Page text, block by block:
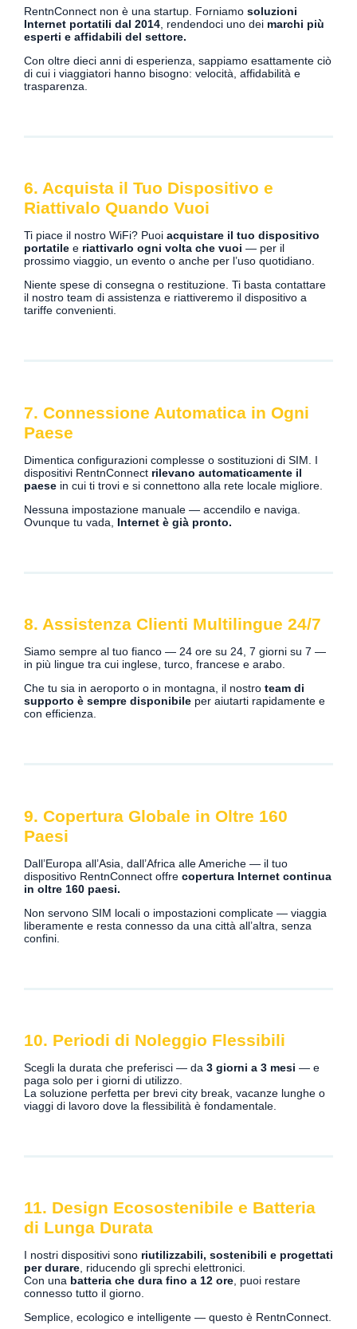
RentnConnect non è una startup. Forniamo soluzioni
Internet portatili dal 2014 , rendendoci uno dei marchi più
esperti e affidabili del settore.
Con oltre dieci anni di esperienza, sappiamo esattamente ciò
di cui i viaggiatori hanno bisogno: velocità, affidabilità e
trasparenza.
6. Acquista il Tuo Dispositivo e
Riattivalo Quando Vuoi
Ti piace il nostro WiFi? Puoi acquistare il tuo dispositivo
portatile e riattivarlo ogni volta che vuoi — per il
prossimo viaggio, un evento o anche per l’uso quotidiano.
Niente spese di consegna o restituzione. Ti basta contattare
il nostro team di assistenza e riattiveremo il dispositivo a
tariffe convenienti.
7. Connessione Automatica in Ogni
Paese
Dimentica configurazioni complesse o sostituzioni di SIM. I
dispositivi RentnConnect rilevano automaticamente il
paese in cui ti trovi e si connettono alla rete locale migliore.
Nessuna impostazione manuale — accendilo e naviga.
Ovunque tu vada, Internet è già pronto.
8. Assistenza Clienti Multilingue 24/7
Siamo sempre al tuo fianco — 24 ore su 24, 7 giorni su 7 —
in più lingue tra cui inglese, turco, francese e arabo.
Che tu sia in aeroporto o in montagna, il nostro team di
supporto è sempre disponibile per aiutarti rapidamente e
con efficienza.
9. Copertura Globale in Oltre 160
Paesi
Dall’Europa all’Asia, dall’Africa alle Americhe — il tuo
dispositivo RentnConnect offre copertura Internet continua
in oltre 160 paesi.
Non servono SIM locali o impostazioni complicate — viaggia
liberamente e resta connesso da una città all’altra, senza
confini.
10. Periodi di Noleggio Flessibili
Scegli la durata che preferisci — da 3 giorni a 3 mesi — e
paga solo per i giorni di utilizzo.
La soluzione perfetta per brevi city break, vacanze lunghe o
viaggi di lavoro dove la flessibilità è fondamentale.
11. Design Ecosostenibile e Batteria
di Lunga Durata
I nostri dispositivi sono riutilizzabili, sostenibili e progettati
per durare, riducendo gli sprechi elettronici.
Con una batteria che dura fino a 12 ore, puoi restare
connesso tutto il giorno.
Semplice, ecologico e intelligente — questo è RentnConnect.